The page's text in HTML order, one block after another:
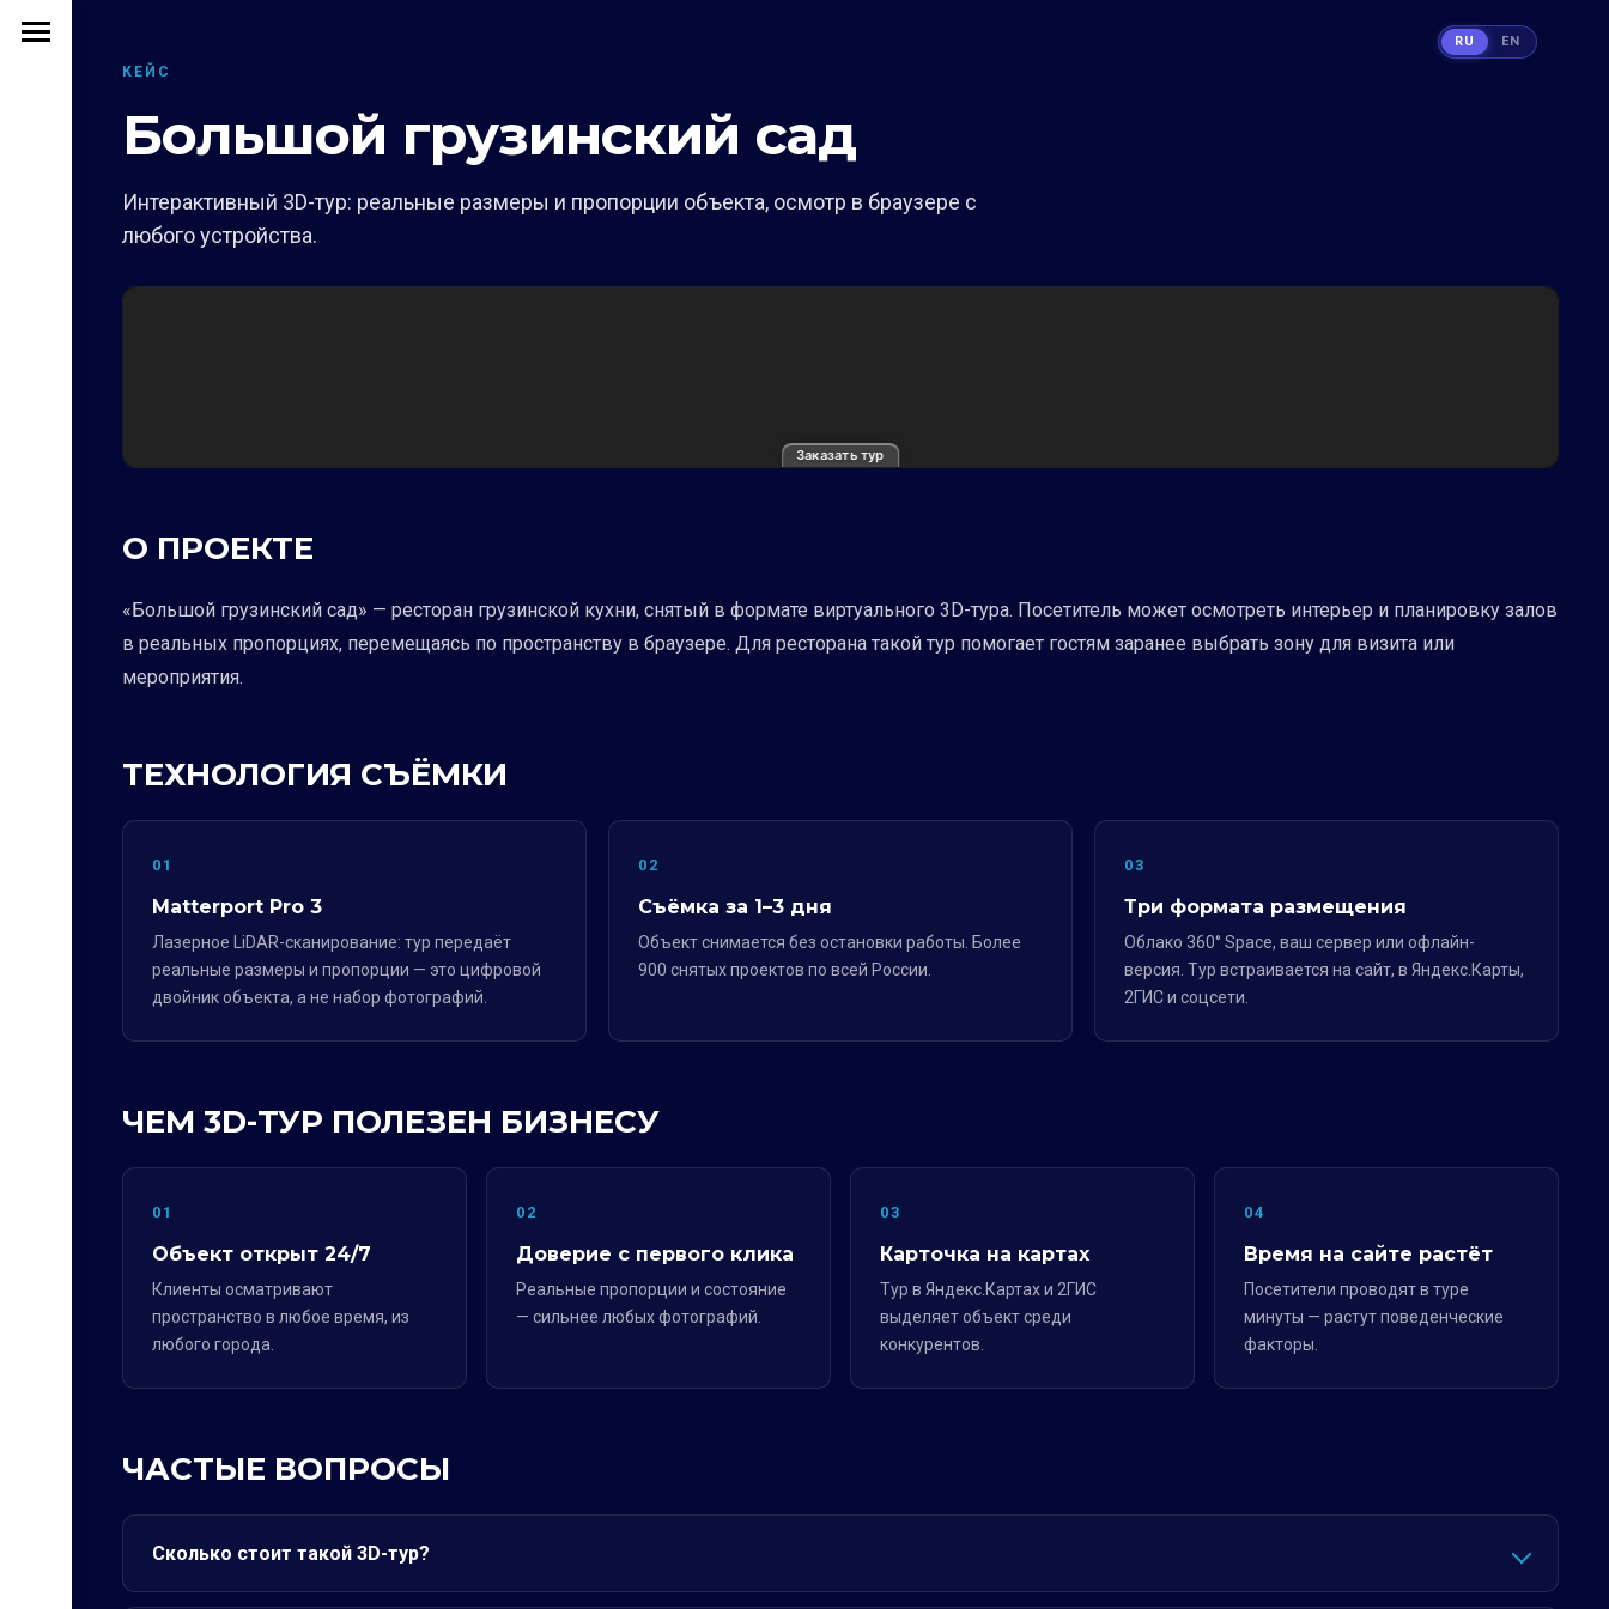
КЕЙС
Большой грузинский сад
Интерактивный 3D-тур: реальные размеры и пропорции объекта, осмотр в браузере с
любого устройства.
Заказать тур
О ПРОЕКТЕ
«Большой грузинский сад» — ресторан грузинской кухни, снятый в формате виртуального 3D-тура. Посетитель может осмотреть интерьер и планировку залов
в реальных пропорциях, перемещаясь по пространству в браузере. Для ресторана такой тур помогает гостям заранее выбрать зону для визита или
мероприятия.
ТЕХНОЛОГИЯ СЪЁМКИ
01
Matterport Pro 3
Лазерное LiDAR-сканирование: тур передаёт
реальные размеры и пропорции — это цифровой
двойник объекта, а не набор фотографий.
02
Съёмка за 1–3 дня
Объект снимается без остановки работы. Более
900 снятых проектов по всей России.
03
Три формата размещения
Облако 360° Space, ваш сервер или офлайн-
версия. Тур встраивается на сайт, в Яндекс.Карты,
2ГИС и соцсети.
ЧЕМ 3D-ТУР ПОЛЕЗЕН БИЗНЕСУ
01
Объект открыт 24/7
Клиенты осматривают
пространство в любое время, из
любого города.
02
Доверие с первого клика
Реальные пропорции и состояние
— сильнее любых фотографий.
03
Карточка на картах
Тур в Яндекс.Картах и 2ГИС
выделяет объект среди
конкурентов.
04
Время на сайте растёт
Посетители проводят в туре
минуты — растут поведенческие
факторы.
ЧАСТЫЕ ВОПРОСЫ
Сколько стоит такой 3D-тур?
RU EN